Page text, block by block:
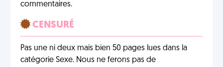
commentaires.
CENSURÉ
Pas une ni deux mais bien 50 pages lues dans la
catégorie Sexe. Nous ne ferons pas de